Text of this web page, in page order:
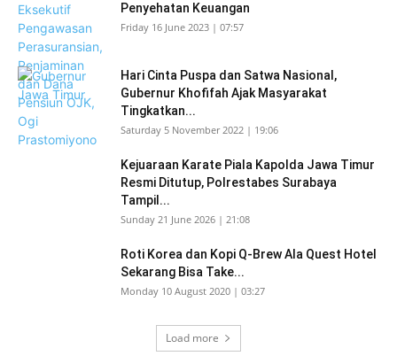
Penyehatan Keuangan
Friday 16 June 2023 | 07:57
Hari Cinta Puspa dan Satwa Nasional,
Gubernur Khofifah Ajak Masyarakat
Tingkatkan...
Saturday 5 November 2022 | 19:06
Kejuaraan Karate Piala Kapolda Jawa Timur
Resmi Ditutup, Polrestabes Surabaya
Tampil...
Sunday 21 June 2026 | 21:08
Roti Korea dan Kopi Q-Brew Ala Quest Hotel
Sekarang Bisa Take...
Monday 10 August 2020 | 03:27
Load more